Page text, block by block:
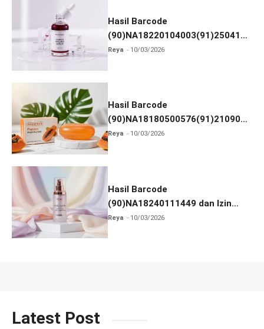
Hasil Barcode
(90)NA18220104003(91)250418
dan Izin BPOM
Reya 10/03/2026
Hasil Barcode
(90)NA18180500576(91)210906
dan Izin BPOM
Reya 10/03/2026
Hasil Barcode
(90)NA18240111449 dan Izin
BPOM
Reya 10/03/2026
Latest Post